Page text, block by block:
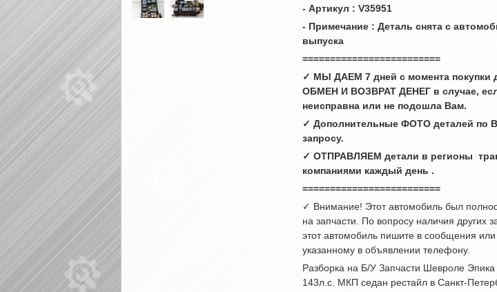
- Артикул : V35951
- Примечание : Деталь снята с
выпуска
=========================
✓ МЫ ДАЕМ 7 дней с момента покупки
ОБМЕН И ВОЗВРАТ ДЕНЕГ в случае,
неисправна или не подошла Вам.
✓ Дополнительные ФОТО деталей по
запросу.
✓ ОТПРАВЛЯЕМ детали в регионы
компаниями каждый день .
=========================
✓ Внимание! Этот автомобиль был
на запчасти. По вопросу наличия других
этот автомобиль пишите в сообщения или
указанному в объявлении телефону.
Разборка на Б/У Запчасти Шевроле Эпика
143л.с. МКП седан рестайл в Санкт-